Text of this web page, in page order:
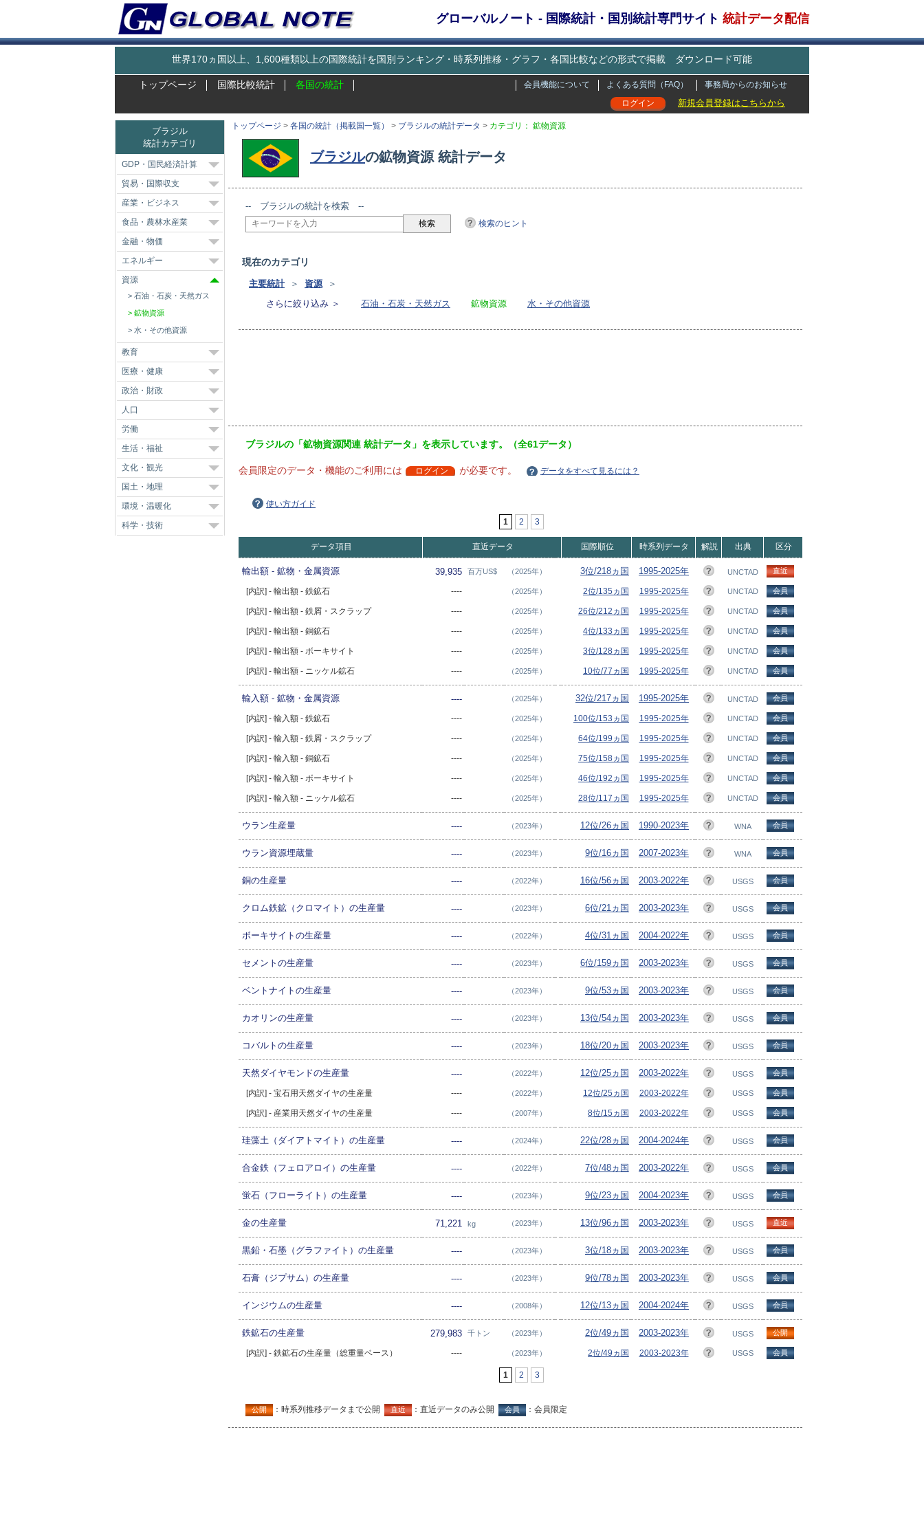
グローバルノート - 国際統計・国別統計専門サイト 統計データ配信
世界170ヵ国以上、1,600種類以上の国際統計を国別ランキング・時系列推移・グラフ・各国比較などの形式で掲載 ダウンロード可能
トップページ 国際比較統計 各国の統計 事務局からのお知らせ
よくある質問（FAQ）
会員機能について
新規会員登録はこちらから
ログイン
トップページ > 各国の統計（掲載国一覧） > ブラジルの統計データ > カテゴリ： 鉱物資源
ブラジルの鉱物資源 統計データ
-- ブラジルの統計を検索 --
検索のヒント
現在のカテゴリ
主要統計＞ 資源＞
さらに絞り込み ＞
石油・石炭・天然ガス 鉱物資源 水・その他資源
ブラジルの「鉱物資源関連 統計データ」を表示しています。（全61データ）
会員限定のデータ・機能のご利用には ログイン が必要です。 データをすべて見るには？
使い方ガイド
1
2 3
データ項目 直近データ 国際順位 時系列データ 解説 出典 区分
輸出額 - 鉱物・金属資源 39,935 百万US$ （2025年） 3位/218ヵ国 1995-2025年 UNCTAD 直近
[内訳] - 輸出額 - 鉄鉱石 ---- （2025年） 2位/135ヵ国 1995-2025年 UNCTAD 会員
[内訳] - 輸出額 - 鉄屑・スクラップ ---- （2025年） 26位/212ヵ国 1995-2025年 UNCTAD 会員
[内訳] - 輸出額 - 銅鉱石 ---- （2025年） 4位/133ヵ国 1995-2025年 UNCTAD 会員
[内訳] - 輸出額 - ボーキサイト ---- （2025年） 3位/128ヵ国 1995-2025年 UNCTAD 会員
[内訳] - 輸出額 - ニッケル鉱石 ---- （2025年） 10位/77ヵ国 1995-2025年 UNCTAD 会員
輸入額 - 鉱物・金属資源 ---- （2025年） 32位/217ヵ国 1995-2025年 UNCTAD 会員
[内訳] - 輸入額 - 鉄鉱石 ---- （2025年） 100位/153ヵ国 1995-2025年 UNCTAD 会員
[内訳] - 輸入額 - 鉄屑・スクラップ ---- （2025年） 64位/199ヵ国 1995-2025年 UNCTAD 会員
[内訳] - 輸入額 - 銅鉱石 ---- （2025年） 75位/158ヵ国 1995-2025年 UNCTAD 会員
[内訳] - 輸入額 - ボーキサイト ---- （2025年） 46位/192ヵ国 1995-2025年 UNCTAD 会員
[内訳] - 輸入額 - ニッケル鉱石 ---- （2025年） 28位/117ヵ国 1995-2025年 UNCTAD 会員
ウラン生産量 ---- （2023年） 12位/26ヵ国 1990-2023年 WNA 会員
ウラン資源埋蔵量 ---- （2023年） 9位/16ヵ国 2007-2023年 WNA 会員
銅の生産量 ---- （2022年） 16位/56ヵ国 2003-2022年 USGS 会員
クロム鉄鉱（クロマイト）の生産量 ---- （2023年） 6位/21ヵ国 2003-2023年 USGS 会員
ボーキサイトの生産量 ---- （2022年） 4位/31ヵ国 2004-2022年 USGS 会員
セメントの生産量 ---- （2023年） 6位/159ヵ国 2003-2023年 USGS 会員
ベントナイトの生産量 ---- （2023年） 9位/53ヵ国 2003-2023年 USGS 会員
カオリンの生産量 ---- （2023年） 13位/54ヵ国 2003-2023年 USGS 会員
コバルトの生産量 ---- （2023年） 18位/20ヵ国 2003-2023年 USGS 会員
天然ダイヤモンドの生産量 ---- （2022年） 12位/25ヵ国 2003-2022年 USGS 会員
[内訳] - 宝石用天然ダイヤの生産量 ---- （2022年） 12位/25ヵ国 2003-2022年 USGS 会員
[内訳] - 産業用天然ダイヤの生産量 ---- （2007年） 8位/15ヵ国 2003-2022年 USGS 会員
珪藻土（ダイアトマイト）の生産量 ---- （2024年） 22位/28ヵ国 2004-2024年 USGS 会員
合金鉄（フェロアロイ）の生産量 ---- （2022年） 7位/48ヵ国 2003-2022年 USGS 会員
蛍石（フローライト）の生産量 ---- （2023年） 9位/23ヵ国 2004-2023年 USGS 会員
金の生産量 71,221 kg （2023年） 13位/96ヵ国 2003-2023年 USGS 直近
黒鉛・石墨（グラファイト）の生産量 ---- （2023年） 3位/18ヵ国 2003-2023年 USGS 会員
石膏（ジプサム）の生産量 ---- （2023年） 9位/78ヵ国 2003-2023年 USGS 会員
インジウムの生産量 ---- （2008年） 12位/13ヵ国 2004-2024年 USGS 会員
鉄鉱石の生産量 279,983 千トン （2023年） 2位/49ヵ国 2003-2023年 USGS 公開
[内訳] - 鉄鉱石の生産量（総重量ベース） ---- （2023年） 2位/49ヵ国 2003-2023年 USGS 会員
1 2 3
公開 ：時系列推移データまで公開 直近 ：直近データのみ公開 会員 ：会員限定
ブラジル
統計カテゴリ
GDP・国民経済計算
貿易・国際収支
産業・ビジネス
食品・農林水産業
金融・物価
エネルギー
資源
石油・石炭・天然ガス
鉱物資源
水・その他資源
教育
医療・健康
政治・財政
人口
労働
生活・福祉
文化・観光
国土・地理
環境・温暖化
科学・技術